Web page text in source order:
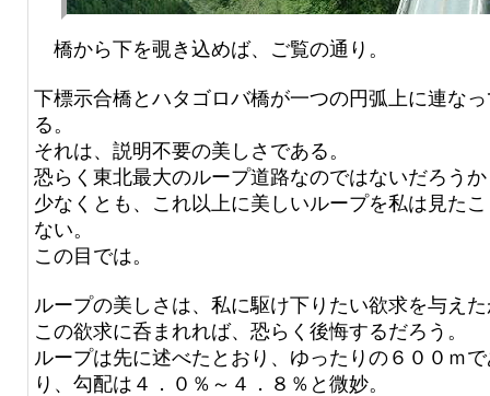
橋から下を覗き込めば、ご覧の通り。
下標示合橋とハタゴロバ橋が一つの円弧上に連な
る。
それは、説明不要の美しさである。
恐らく東北最大のループ道路なのではないだろう
少なくとも、これ以上に美しいループを私は見た
ない。
この目では。
ループの美しさは、私に駆け下りたい欲求を与え
この欲求に呑まれれば、恐らく後悔するだろう。
ループは先に述べたとおり、ゆったりの６００ｍ
り、勾配は４．０％～４．８％と微妙。